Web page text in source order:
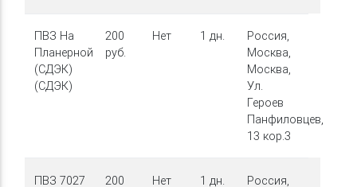
ПВЗ На
Планерной
(СДЭК)
(СДЭК)
200
руб.
Нет 1 дн.
Россия,
Москва,
Москва,
Ул.
Героев
Панфиловцев,
13 кор.3
ПВЗ 7027
200
Нет 1 дн.
Россия,